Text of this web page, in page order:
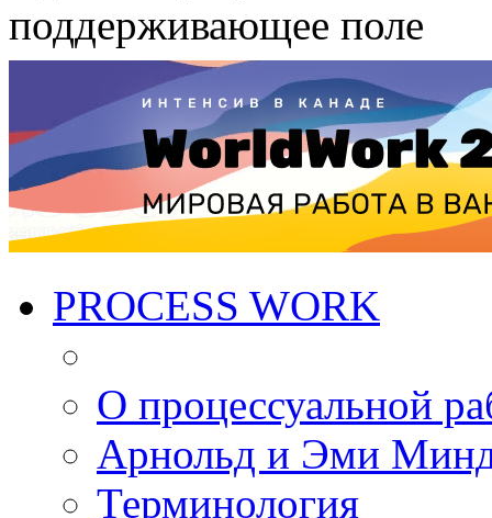
поддерживающее поле
PROCESS WORK
О процессуальной
Арнольд и Эми
Терминология